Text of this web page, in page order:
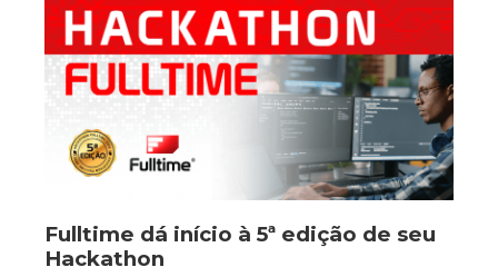
Fulltime dá início à 5ª edição de seu
Hackathon